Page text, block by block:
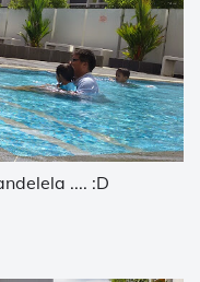
.... :D